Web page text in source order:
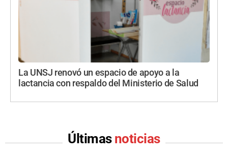
La UNSJ renovó un espacio de apoyo a la
lactancia con respaldo del Ministerio de Salud
Últimas noticias